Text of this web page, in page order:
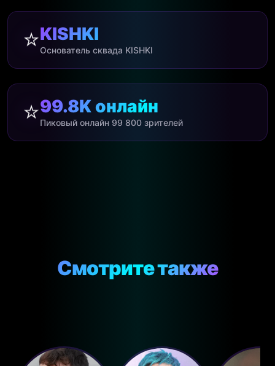
⭐KISHKI
Основатель сквада KISHKI
⭐99.8K онлайн
Пиковый онлайн 99 800 зрителей
Смотрите также